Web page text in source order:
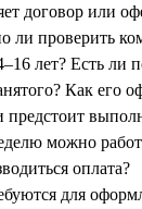
договор или
ли проверить
лет? Есть ли
Как его
предстоит
можно
оплата?
для